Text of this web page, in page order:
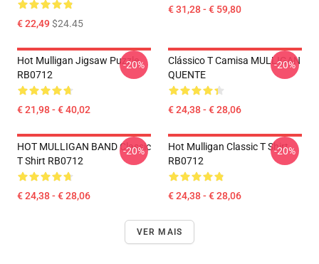
€ 22,49$24.45
€ 31,28 - € 59,80
Hot Mulligan Jigsaw Puzzle
RB0712
€ 21,98 - € 40,02
-20%
Clássico T Camisa MULLIGAN
QUENTE
€ 24,38 - € 28,06
-20%
HOT MULLIGAN BAND Classic
T Shirt RB0712
€ 24,38 - € 28,06
-20%
Hot Mulligan Classic T Shirt
RB0712
€ 24,38 - € 28,06
-20%
VER MAIS